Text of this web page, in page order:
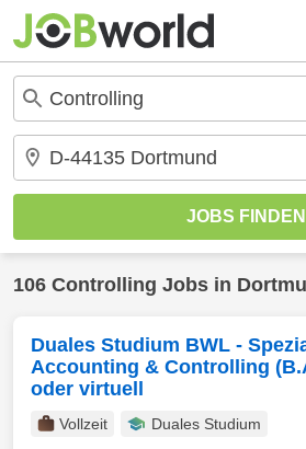
106 Controlling Jobs in
Duales Studium BWL -
Accounting & Controlling
oder virtuell
Vollzeit
Duales Studium